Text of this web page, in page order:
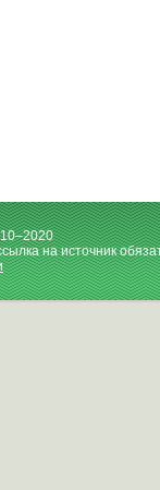
на источник